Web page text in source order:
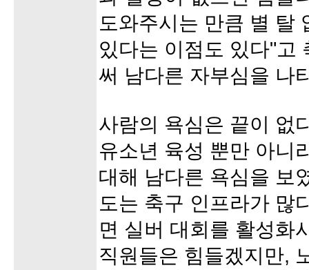
도와주시는 만큼 별 탈
있다는 이점도 있다"고
써 남다른 자부심을 나
사람의 욕심은 끝이 없
유소년 육성 뿐만 아니
대해 남다른 욕심을 보
도는 축구 인프라가 많
면 실버 대회를 활성화
직원들은 힘들겠지만,